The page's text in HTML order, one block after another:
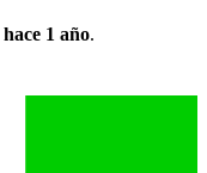
hace 1 año.